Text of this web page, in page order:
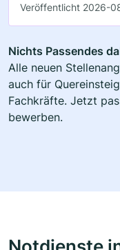
Veröffentlicht 2026-
Nichts Passendes
Alle neuen
auch für
Fachkräfte. Jetzt
bewerben.